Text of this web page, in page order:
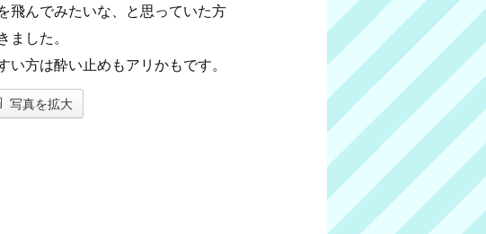
飛んでみたいな、と思っていた方
した。
方は酔い止めもアリかもです。
写真を拡大